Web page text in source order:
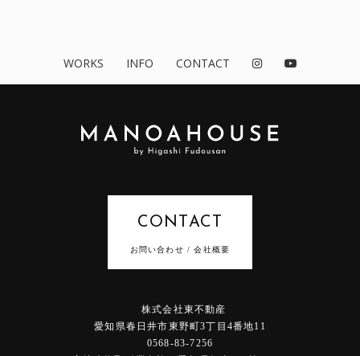
WORKS INFO CONTACT
CONTACT
お問い合わせ / 会社概要
株式会社東不動産
愛知県春日井市東野町3丁目4番地11
0568-83-7256